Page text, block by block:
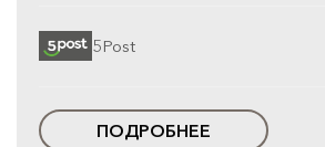
5Post
ПОДРОБНЕЕ